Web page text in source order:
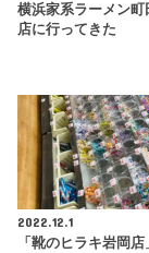
横浜家系ラーメン町
店に行ってきた
2022.12.1
「靴のヒラキ岩岡店